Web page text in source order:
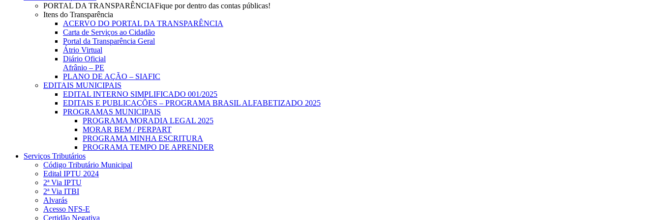
PORTAL DA TRANSPARÊNCIAFique por dentro das contas públicas!
Itens do Transparência
ACERVO DO PORTAL DA TRANSPARÊNCIA
Carta de Serviços ao Cidadão
Portal da Transparência Geral
Átrio Virtual
Diário Oficial
Afrânio – PE
PLANO DE AÇÃO – SIAFIC
EDITAIS MUNICIPAIS
EDITAL INTERNO SIMPLIFICADO 001/2025
EDITAIS E PUBLICAÇÕES – PROGRAMA BRASIL ALFABETIZADO 2025
PROGRAMAS MUNICIPAIS
PROGRAMA MORADIA LEGAL 2025
MORAR BEM / PERPART
PROGRAMA MINHA ESCRITURA
PROGRAMA TEMPO DE APRENDER
Serviços Tributários
Código Tributário Municipal
Edital IPTU 2024
2ª Via IPTU
2ª Via ITBI
Alvarás
Acesso NFS-E
Certidão Negativa